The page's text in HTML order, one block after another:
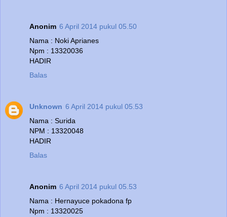
Anonim 6 April 2014 pukul 05.50
Nama : Noki Aprianes
Npm : 13320036
HADIR
Balas
Unknown 6 April 2014 pukul 05.53
Nama : Surida
NPM : 13320048
HADIR
Balas
Anonim 6 April 2014 pukul 05.53
Nama : Hernayuce pokadona fp
Npm : 13320025